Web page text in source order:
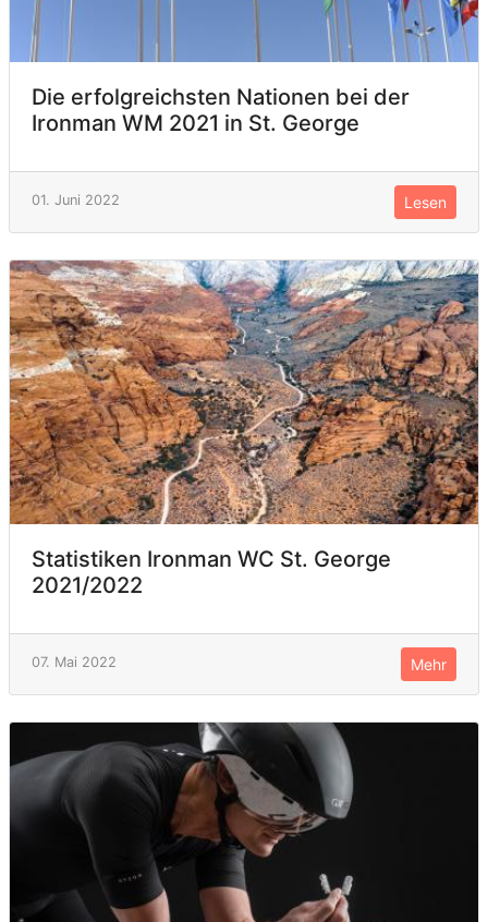
Die erfolgreichsten Nationen bei der
Ironman WM 2021 in St. George
01. Juni 2022 Lesen
Statistiken Ironman WC St. George
2021/2022
07. Mai 2022 Mehr